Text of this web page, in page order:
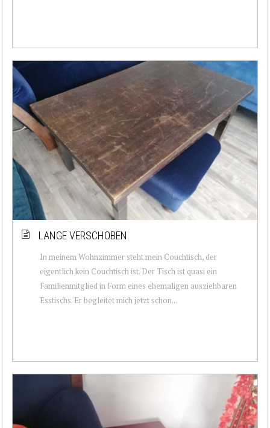
LANGE VERSCHOBEN.
In meinem Wohnzimmer steht mein Couchtisch, der
eigentlich kein Couchtisch ist. Der Tisch ist quasi ein
Familienmitglied in Form eines ehemaligen ausziehbaren
Esstischs. Er begleitet mich jetzt schon...